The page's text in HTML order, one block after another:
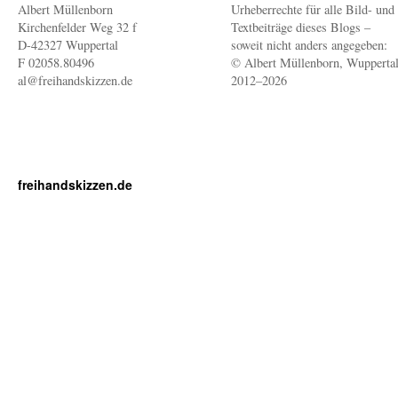
Albert Müllenborn
Kirchenfelder Weg 32 f
D-42327 Wuppertal
F 02058.80496
al@freihandskizzen.de
Urheberrechte für alle Bild- und
Textbeiträge dieses Blogs –
soweit nicht anders angegeben:
© Albert Müllenborn, Wuppertal
2012–2026
freihandskizzen.de